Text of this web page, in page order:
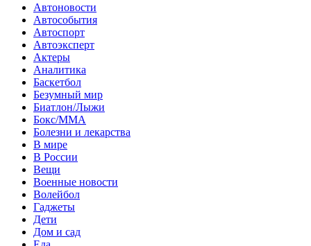
Автоновости
Автособытия
Автоспорт
Автоэксперт
Актеры
Аналитика
Баскетбол
Безумный мир
Биатлон/Лыжи
Бокс/MMA
Болезни и лекарства
В мире
В России
Вещи
Военные новости
Волейбол
Гаджеты
Дети
Дом и сад